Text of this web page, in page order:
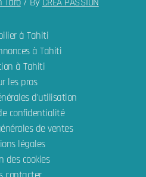
à Tahiti
à Tahiti
à Tahiti
les pros
d'utilisation
confidentialité
de ventes
légales
des cookies